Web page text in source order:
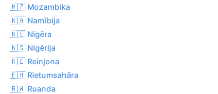
🇲🇿 Mozambika
🇳🇦 Namībija
🇳🇪 Nigēra
🇳🇬 Nigērija
🇷🇪 Reinjona
🇪🇭 Rietumsahāra
🇷🇼 Ruanda